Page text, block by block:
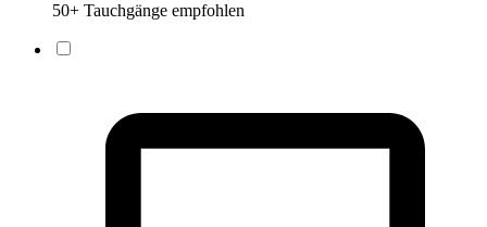
50+ Tauchgänge empfohlen